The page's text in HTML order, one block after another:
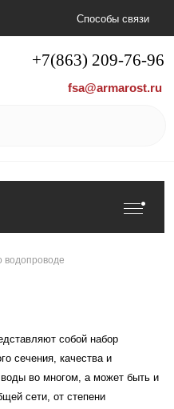
+7(863) 209-76-96
fsa@armarost.ru
Способы связи
водопроводе
собой набор
сечения, качества и
воды во многом, а может быть и
сети, от степени